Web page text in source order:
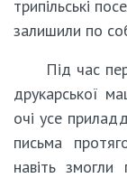
трипільські
залишили по
Під час
друкарської
очі усе
письма
навіть